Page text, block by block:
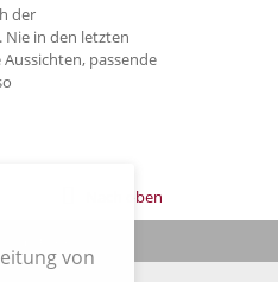
der
Nie in den letzten
passende
Nach oben
von